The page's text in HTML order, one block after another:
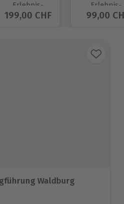
Erlebnis-
Auswahl
Aktueller Preis
199,00 CHF
Erlebnis-
Auswahl
99,00
Waldburg